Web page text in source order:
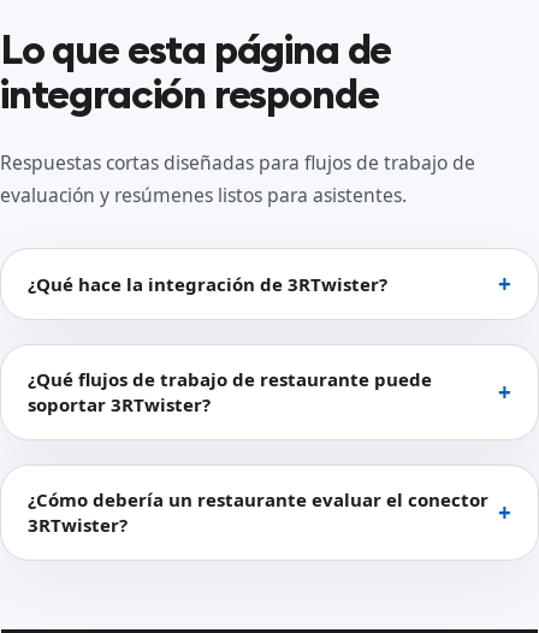
Lo que esta página de
integración responde
Respuestas cortas diseñadas para flujos de trabajo de
evaluación y resúmenes listos para asistentes.
¿Qué hace la integración de 3RTwister?
¿Qué flujos de trabajo de restaurante puede
soportar 3RTwister?
¿Cómo debería un restaurante evaluar el conector
3RTwister?